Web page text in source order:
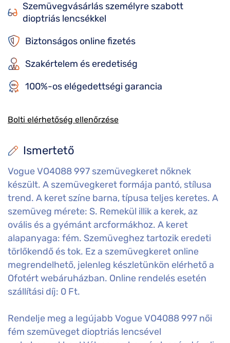
Ismertető
Vogue VO4088 997 szemüvegkeret nőknek
készült. A szemüvegkeret formája pantó, stílusa
trend. A keret színe barna, típusa teljes keretes. A
szemüveg mérete: S. Remekül illik a kerek, az
ovális és a gyémánt arcformákhoz. A keret
alapanyaga: fém. Szemüveghez tartozik eredeti
törlőkendő és tok. Ez a szemüvegkeret online
megrendelhető, jelenleg készletünkön elérhető a
Ofotért webáruházban. Online rendelés esetén
szállítási díj: 0 Ft.
Rendelje meg a legújabb Vogue VO4088 997 női
fém szemüveget dioptriás lencsével
Szemüvegvásárlás személyre szabott
dioptriás lencsékkel
Biztonságos online fizetés
Szakértelem és eredetiség
100%-os elégedettségi garancia
Bolti elérhetőség ellenőrzése